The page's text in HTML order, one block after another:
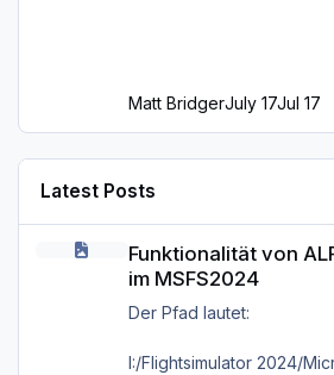
Matt BridgerJuly 17Jul 17
Latest Posts
Funktionalität von
im MSFS2024
Der Pfad lautet:
I:/Flightsimulator 2024/